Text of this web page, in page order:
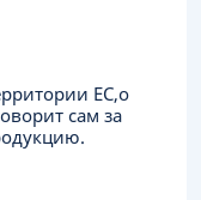
ЕC,о
сам за